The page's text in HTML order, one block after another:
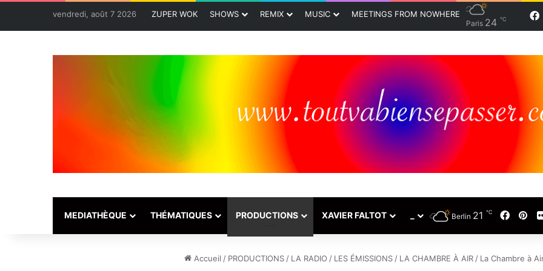
vendredi, août 7 2026 ZUPER WOK SHOWS REMIX MUSIC MEETINGS FROM NOWHERE
Paris 24 ℃
MEDIATHÈQUE THÉMATIQUES PRODUCTIONS XAVIER FALTOT Berlin 21 ℃
Accueil / PRODUCTIONS / LA RADIO / LES ÉMISSIONS / LA CHAMBRE À AIR / La Chambre à